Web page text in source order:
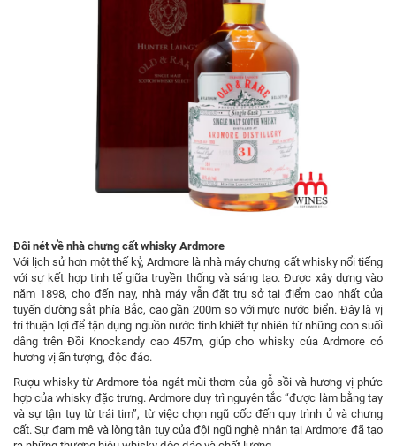
Đôi nét về nhà chưng cất whisky Ardmore
Với lịch sử hơn một thế kỷ, Ardmore là nhà máy chưng cất whisky nổi tiếng
với sự kết hợp tinh tế giữa truyền thống và sáng tạo. Được xây dựng vào
năm 1898, cho đến nay, nhà máy vẫn đặt trụ sở tại điểm cao nhất của
tuyến đường sắt phía Bắc, cao gần 200m so với mực nước biển. Đây là vị
trí thuận lợi để tận dụng nguồn nước tinh khiết tự nhiên từ những con suối
dâng trên Đồi Knockandy cao 457m, giúp cho whisky của Ardmore có
hương vị ấn tượng, độc đáo.
Rượu whisky từ Ardmore tỏa ngát mùi thơm của gỗ sồi và hương vị phức
hợp của whisky đặc trưng. Ardmore duy trì nguyên tắc “được làm bằng tay
và sự tận tụy từ trái tim”, từ việc chọn ngũ cốc đến quy trình ủ và chưng
cất. Sự đam mê và lòng tận tụy của đội ngũ nghệ nhân tại Ardmore đã tạo